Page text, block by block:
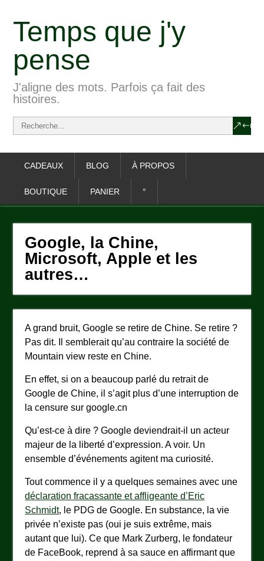
Temps que j'y
pense
J'aligne des mots. Parfois ça fait des
histoires.
CADEAUX BLOG À PROPOS
BOUTIQUE PANIER °
Google, la Chine,
Microsoft, Apple et les
autres…
A grand bruit, Google se retire de Chine. Se retire ?
Pas dit. Il semblerait qu’au contraire la société de
Mountain view reste en Chine.
En effet, si on a beaucoup parlé du retrait de
Google de Chine, il s’agit plus d’une interruption de
la censure sur google.cn
Qu’est-ce à dire ? Google deviendrait-il un acteur
majeur de la liberté d’expression. A voir. Un
ensemble d’événements agitent ma curiosité.
Tout commence il y a quelques semaines avec une
déclaration fracassante et affligeante d’Eric
Schmidt, le PDG de Google. En substance, la vie
privée n’existe pas (oui je suis extrême, mais
autant que lui). Ce que Mark Zurberg, le fondateur
de FaceBook, reprend à sa sauce en affirmant que